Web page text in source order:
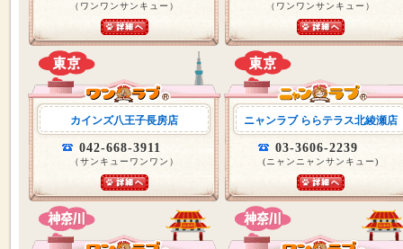
（ワンワンサンキュー） （ワンワンサンキュー）
カインズ八王子長房店
042-668-3911
（サンキューワンワン）
ニャンラブ ららテラス北綾瀬店
03-3606-2239
(ニャンニャンサンキュー)